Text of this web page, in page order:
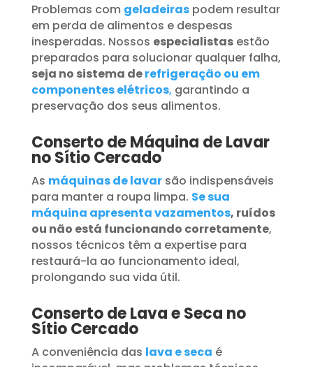
Problemas com geladeiraspodem resultar
em perda de alimentos e despesas
inesperadas. Nossos especialistasestão
preparados para solucionar qualquer falha,
seja no sistema derefrigeração ou em
componentes elétricos, garantindo a
preservação dos seus alimentos.
Conserto de Máquina de Lavar
no Sítio Cercado
As máquinas de lavar são indispensáveis
para manter a roupa limpa. Se sua
máquina apresenta vazamentos, ruídos
ou não está funcionando corretamente,
nossos técnicos têm a expertise para
restaurá-la ao funcionamento ideal,
prolongando sua vida útil.
Conserto de Lava e Seca no
Sítio Cercado
A conveniência das lava e seca é